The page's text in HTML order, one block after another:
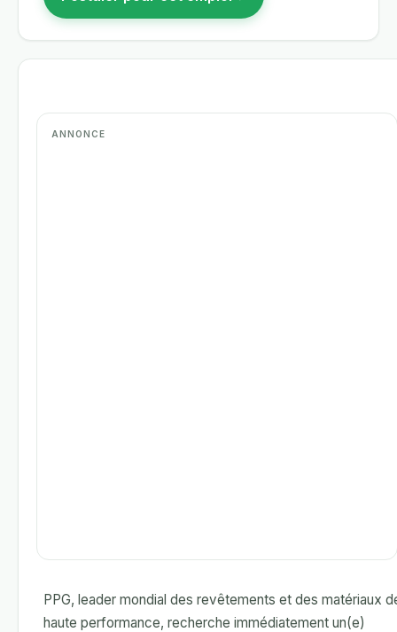
PPG, leader mondial des revêtements et des matériaux
haute performance, recherche immédiatement un(e)